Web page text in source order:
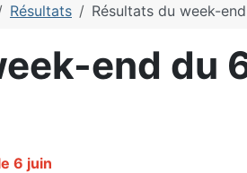
Résultats Résultats du week-
end du
6 juin